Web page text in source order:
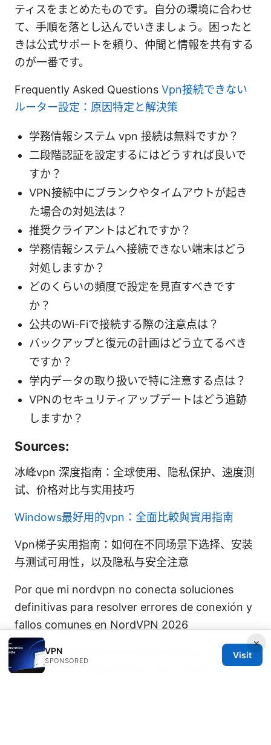
ティスをまとめたものです。自分の環境に合わせ
て、手順を落とし込んでいきましょう。困ったと
きは公式サポートを頼り、仲間と情報を共有する
のが一番です。
Frequently Asked Questions Vpn接続できない
ルーター設定：原因特定と解決策
学務情報システム vpn 接続は無料ですか？
二段階認証を設定するにはどうすれば良いで
すか？
VPN接続中にブランクやタイムアウトが起き
た場合の対処法は？
推奨クライアントはどれですか？
学務情報システムへ接続できない端末はどう
対処しますか？
どのくらいの頻度で設定を見直すべきです
か？
公共のWi-Fiで接続する際の注意点は？
バックアップと復元の計画はどう立てるべき
ですか？
学内データの取り扱いで特に注意する点は？
VPNのセキュリティアップデートはどう追跡
しますか？
Sources:
冰峰vpn 深度指南：全球使用、隐私保护、速度测
试、价格对比与实用技巧
Windows最好用的vpn：全面比較與實用指南
Vpn梯子实用指南：如何在不同场景下选择、安装
与测试可用性，以及隐私与安全注意
Por que mi nordvpn no conecta soluciones
definitivas para resolver errores de conexión y
fallos comunes en NordVPN 2026
Understanding the Five Eyes Alliance and How
PureVPN Can Help Protect Your Privacy
Smart
×
VPN
SPONSORED
Visit